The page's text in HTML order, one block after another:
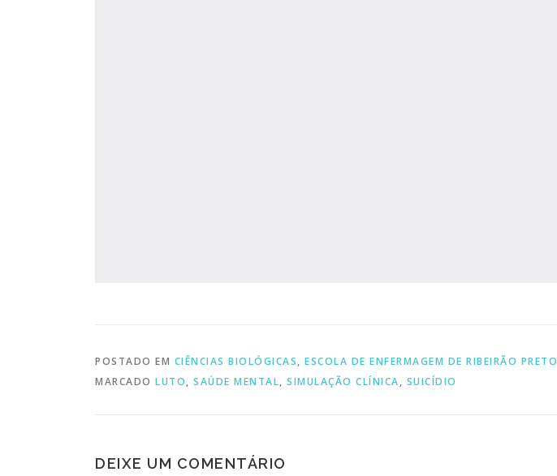
POSTADO EM CIÊNCIAS BIOLÓGICAS, ESCOLA DE ENFERMAGEM DE RIBEIRÃO PRETO
MARCADO LUTO, SAÚDE MENTAL, SIMULAÇÃO CLÍNICA, SUICÍDIO
DEIXE UM COMENTÁRIO